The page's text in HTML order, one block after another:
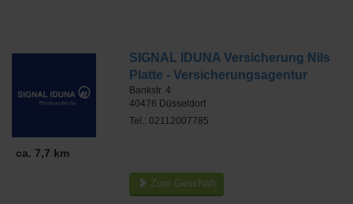
ca. 7,7 km
SIGNAL IDUNA Versicherung Nils
Platte - Versicherungsagentur
Bankstr. 4
40476 Düsseldorf
Tel.: 02112007785
Zum Geschäft